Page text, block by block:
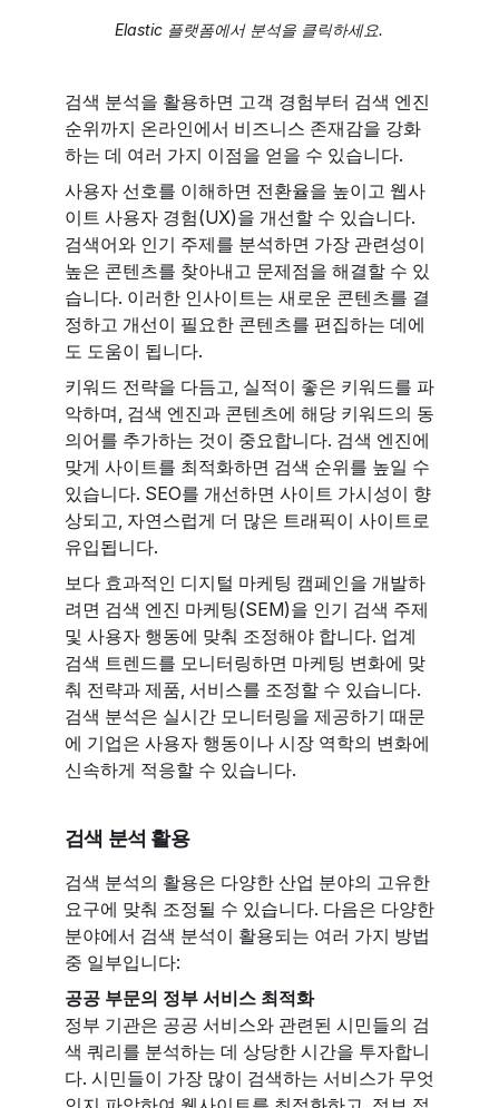
Elastic 플랫폼에서 분석을 클릭하세요.
검색 분석을 활용하면 고객 경험부터 검색 엔진
순위까지 온라인에서 비즈니스 존재감을 강화
하는 데 여러 가지 이점을 얻을 수 있습니다.
사용자 선호를 이해하면 전환율을 높이고 웹사
이트 사용자 경험(UX)을 개선할 수 있습니다.
검색어와 인기 주제를 분석하면 가장 관련성이
높은 콘텐츠를 찾아내고 문제점을 해결할 수 있
습니다. 이러한 인사이트는 새로운 콘텐츠를 결
정하고 개선이 필요한 콘텐츠를 편집하는 데에
도 도움이 됩니다.
키워드 전략을 다듬고, 실적이 좋은 키워드를 파
악하며, 검색 엔진과 콘텐츠에 해당 키워드의 동
의어를 추가하는 것이 중요합니다. 검색 엔진에
맞게 사이트를 최적화하면 검색 순위를 높일 수
있습니다. SEO를 개선하면 사이트 가시성이 향
상되고, 자연스럽게 더 많은 트래픽이 사이트로
유입됩니다.
보다 효과적인 디지털 마케팅 캠페인을 개발하
려면 검색 엔진 마케팅(SEM)을 인기 검색 주제
및 사용자 행동에 맞춰 조정해야 합니다. 업계
검색 트렌드를 모니터링하면 마케팅 변화에 맞
춰 전략과 제품, 서비스를 조정할 수 있습니다.
검색 분석은 실시간 모니터링을 제공하기 때문
에 기업은 사용자 행동이나 시장 역학의 변화에
신속하게 적응할 수 있습니다.
검색 분석 활용
검색 분석의 활용은 다양한 산업 분야의 고유한
요구에 맞춰 조정될 수 있습니다. 다음은 다양한
분야에서 검색 분석이 활용되는 여러 가지 방법
중 일부입니다:
공공 부문의 정부 서비스 최적화
정부 기관은 공공 서비스와 관련된 시민들의 검
색 쿼리를 분석하는 데 상당한 시간을 투자합니
다. 시민들이 가장 많이 검색하는 서비스가 무엇